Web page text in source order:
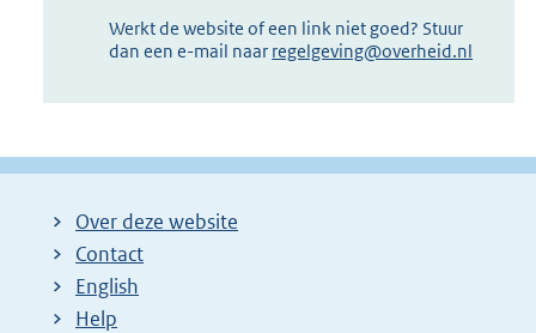
Werkt de website of een link niet goed? Stuur
dan een e-mail naar regelgeving@overheid.nl
Over deze website
Contact
English
Help